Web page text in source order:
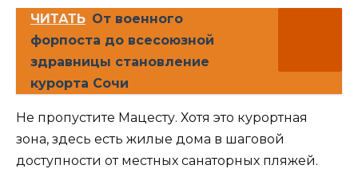
ЧИТАТЬ От военного
форпоста до всесоюзной
здравницы становление
курорта Сочи
Не пропустите Мацесту. Хотя это курортная
зона, здесь есть жилые дома в шаговой
доступности от местных санаторных пляжей.